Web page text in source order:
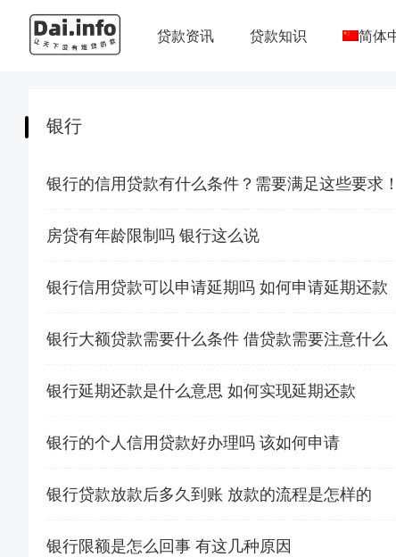
贷款资讯 贷款知识 简体
银行
银行的信用贷款有什么条件？需要满足这些要求！
房贷有年龄限制吗 银行这么说
银行信用贷款可以申请延期吗 如何申请延期还款
银行大额贷款需要什么条件 借贷款需要注意什么
银行延期还款是什么意思 如何实现延期还款
银行的个人信用贷款好办理吗 该如何申请
银行贷款放款后多久到账 放款的流程是怎样的
银行限额是怎么回事 有这几种原因